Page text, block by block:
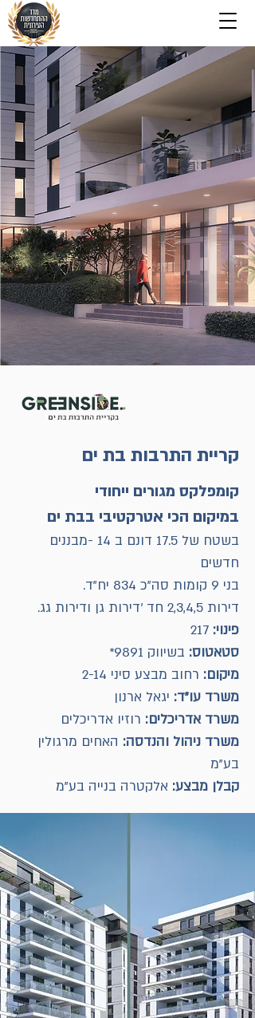
קריית התרבות בת ים
קומפלקס מגורים ייחודי
במיקום הכי אטרקטיבי בבת ים
‬חדשים
בני‭ ‬9‭ ‬קומות‭ ‬סה‭"‬כ‭ ‬834‭ ‬יח‭"‬ד‭ .‬
דירות‭ ‬2,3,4,5‭ ‬חד‭' ‬דירות‭ ‬גן‭ ‬ודירות‭ ‬גג‭ .‬
פינוי:
סטאטוס‭:‬ בשיווק ‭ *‬9891‭‬
מיקום‭: ‬ רחוב‭ ‬מבצע‭ ‬סיני ‭ ‬2-14
משרד‭ ‬עו"ד‭:‬‭‬
יגאל‭ ‬ארנון
משרד‭ ‬אדריכלים‭:‬
רוזיו‭ ‬אדריכלים
משרד‭ ‬ניהול‭ ‬והנדסה‭ :
‬בע‭"‬מ
קבלן‭ ‬מבצע‭:
‬‭‬ אלקטרה‭ ‬בנייה‭ ‬בע‭"‬מ